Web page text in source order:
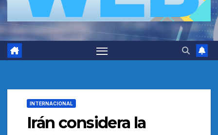
INTERNACIONAL
Irán considera la